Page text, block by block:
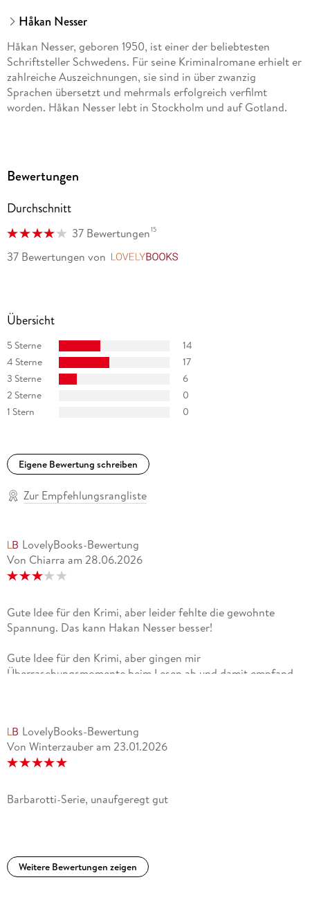
Håkan Nesser
Håkan Nesser, geboren 1950, ist einer der beliebtesten
Schriftsteller Schwedens. Für seine Kriminalromane erhielt er
zahlreiche Auszeichnungen, sie sind in über zwanzig
Sprachen übersetzt und mehrmals erfolgreich verfilmt
worden. Håkan Nesser lebt in Stockholm und auf Gotland.
Bewertungen
Durchschnitt
37 Bewertungen15
37 Bewertungen von
Übersicht
5 Sterne
14
4 Sterne
17
3 Sterne
6
2 Sterne
0
1 Stern
0
Eigene Bewertung schreiben
Zur Empfehlungsrangliste
LovelyBooks-Bewertung
Von Chiarra am 28.06.2026
Gute Idee für den Krimi, aber leider fehlte die gewohnte
Spannung. Das kann Hakan Nesser besser!
Gute Idee für den Krimi, aber gingen mir
Überraschungsmomente beim Lesen ab und damit empfand
ausgeprägt feinsinnige Humor von ihm wie zum Beispiel in
"Mensch ohne Hund".Aber natürlich werde ich als Fan der
Bücher von Hakan Nesser unter anderem diese Serie
LovelyBooks-Bewertung
Von Winterzauber am 23.01.2026
Barbarotti-Serie, unaufgeregt gut
Weitere Bewertungen zeigen